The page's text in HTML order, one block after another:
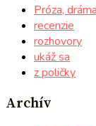
Próza, dráma
recenzie
rozhovory
ukáž sa
z poličky
Archív